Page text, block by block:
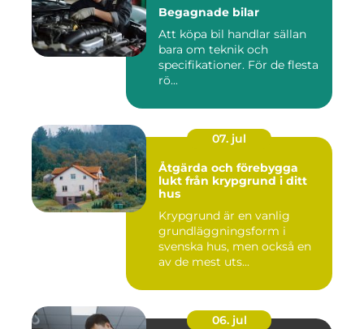
Begagnade bilar
Att köpa bil handlar sällan
bara om teknik och
specifikationer. För de flesta
rö...
07. jul
Åtgärda och förebygga
lukt från krypgrund i ditt
hus
Krypgrund är en vanlig
grundläggningsform i
svenska hus, men också en
av de mest uts...
06. jul